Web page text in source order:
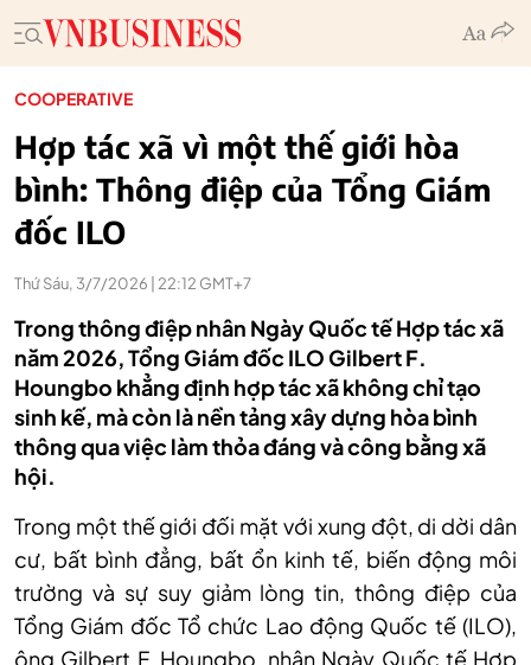
COOPERATIVE
Hợp tác xã vì một thế giới hòa
bình: Thông điệp của Tổng Giám
đốc ILO
Thứ Sáu, 3/7/2026 | 22:12 GMT+7
Trong thông điệp nhân Ngày Quốc tế Hợp tác xã
năm 2026, Tổng Giám đốc ILO Gilbert F.
Houngbo khẳng định hợp tác xã không chỉ tạo
sinh kế, mà còn là nền tảng xây dựng hòa bình
thông qua việc làm thỏa đáng và công bằng xã
hội.
Trong một thế giới đối mặt với xung đột, di dời dân
cư, bất bình đẳng, bất ổn kinh tế, biến động môi
trường và sự suy giảm lòng tin, thông điệp của
Tổng Giám đốc Tổ chức Lao động Quốc tế (ILO),
ông Gilbert F. Houngbo, nhân Ngày Quốc tế Hợp